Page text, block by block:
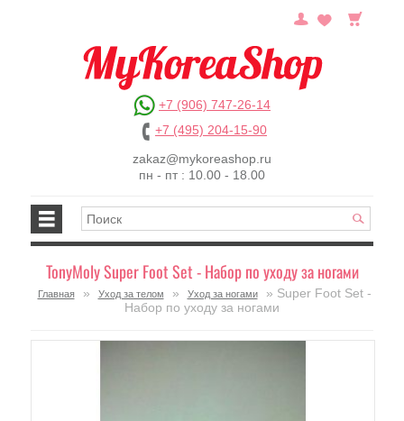
+7 (906) 747-26-14
+7 (495) 204-15-90
zakaz@mykoreashop.ru
пн - пт : 10.00 - 18.00
TonyMoly Super Foot Set - Набор по уходу за ногами
Главная » Уход за телом » Уход за ногами
» Super Foot Set -
Набор по уходу за ногами